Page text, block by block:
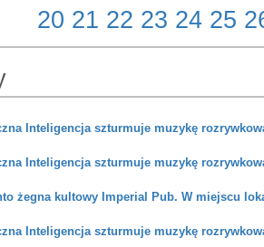
20 21 22 23 24 25
Inteligencja szturmuje muzykę
Inteligencja szturmuje muzykę
żegna kultowy Imperial Pub. W miejscu
Inteligencja szturmuje muzykę